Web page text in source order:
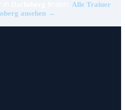
Alle Trainer
ansehen →